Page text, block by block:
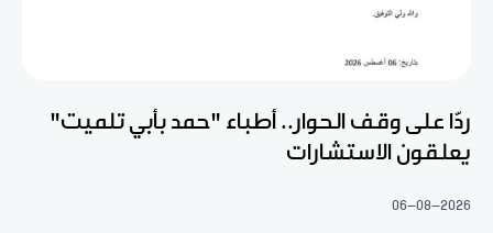
ردّا على وقف الحوار.. أطباء "حمد بأبي تلميت"
يعلقون الاستشارات
06-08-2026